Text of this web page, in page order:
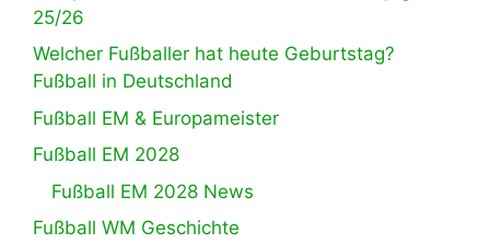
25/26
Welcher Fußballer hat heute Geburtstag?
Fußball in Deutschland
Fußball EM & Europameister
Fußball EM 2028
Fußball EM 2028 News
Fußball WM Geschichte